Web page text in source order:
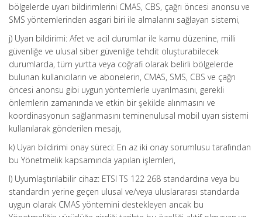
bölgelerde uyarı bildirimlerini CMAS, CBS, çağrı öncesi anonsu ve
SMS yöntemlerinden asgari biri ile almalarını sağlayan sistemi,
j) Uyarı bildirimi: Afet ve acil durumlar ile kamu düzenine, milli
güvenliğe ve ulusal siber güvenliğe tehdit oluşturabilecek
durumlarda, tüm yurtta veya coğrafi olarak belirli bölgelerde
bulunan kullanıcıların ve abonelerin, CMAS, SMS, CBS ve çağrı
öncesi anonsu gibi uygun yöntemlerle uyarılmasını, gerekli
önlemlerin zamanında ve etkin bir şekilde alınmasını ve
koordinasyonun sağlanmasını teminenulusal mobil uyarı sistemi
kullanılarak gönderilen mesajı,
k) Uyarı bildirimi onay süreci: En az iki onay sorumlusu tarafından
bu Yönetmelik kapsamında yapılan işlemleri,
l) Uyumlaştırılabilir cihaz: ETSI TS 122 268 standardına veya bu
standardın yerine geçen ulusal ve/veya uluslararası standarda
uygun olarak CMAS yöntemini destekleyen ancak bu